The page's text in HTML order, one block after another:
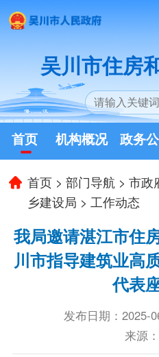
吴川市住房
首页 机构概况 政务
首页 >部门导航 >市政
乡建设局 > 工作动态
我局邀请湛江市住
川市指导建筑业高
代表
发布日期：2025-
来源